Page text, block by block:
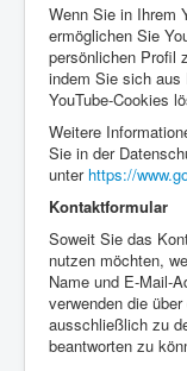
Wenn Sie in Ihrem
ermöglichen Sie
persönlichen Profil
indem Sie sich aus
YouTube-Cookies
Weitere
Sie in der
unter https://
Kontaktformular
Soweit Sie das
nutzen möchten,
Name und E-Mail-
verwenden die
ausschließlich zu
beantworten zu